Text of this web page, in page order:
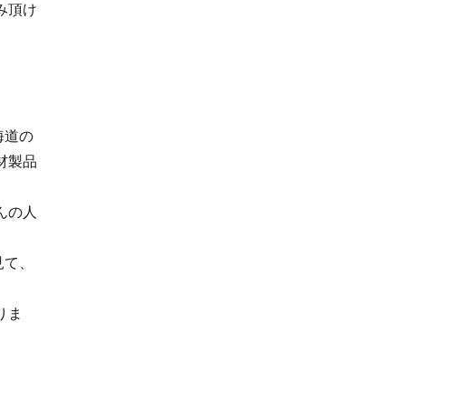
頂け
道の
製品
の人
、
ま